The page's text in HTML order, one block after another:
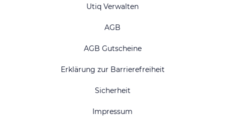
Utiq Verwalten
AGB
AGB Gutscheine
Erklärung zur Barrierefreiheit
Sicherheit
Impressum